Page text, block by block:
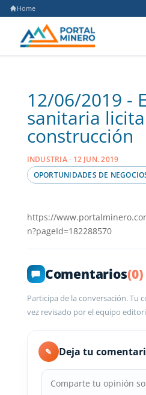
Home
12/06/2019 -
sanitaria
construcción
INDUSTRIA · 12 JUN. 2019
OPORTUNIDADES DE
https://
n?pageId=182288570
Comentarios(0)
Participa de la conversación. Tu
vez revisado por el equipo
✎ Deja tu